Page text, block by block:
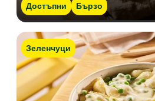
Достъпни Бързо
Зеленчуци